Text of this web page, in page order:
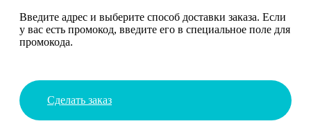
Введите адрес и выберите способ доставки заказа. Если
у вас есть промокод, введите его в специальное поле для
промокода.
Сделать заказ